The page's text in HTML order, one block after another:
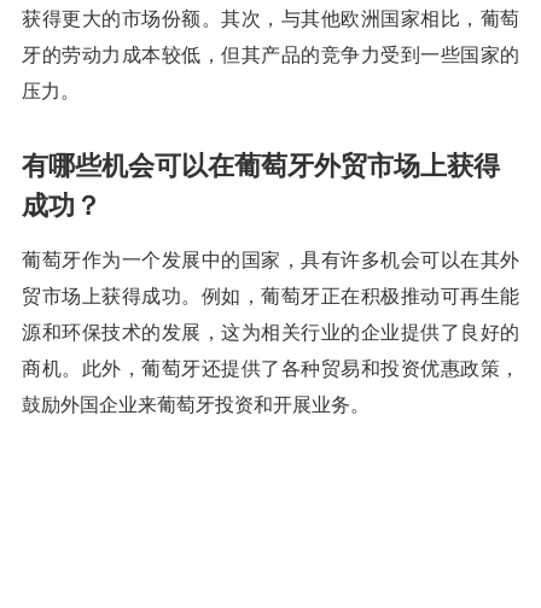
获得更大的市场份额。其次，与其他欧洲国家相比，葡萄
牙的劳动力成本较低，但其产品的竞争力受到一些国家的
压力。
有哪些机会可以在葡萄牙外贸市场上获得
成功？
葡萄牙作为一个发展中的国家，具有许多机会可以在其外
贸市场上获得成功。例如，葡萄牙正在积极推动可再生能
源和环保技术的发展，这为相关行业的企业提供了良好的
商机。此外，葡萄牙还提供了各种贸易和投资优惠政策，
鼓励外国企业来葡萄牙投资和开展业务。